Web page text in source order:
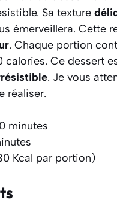
Sa texture
émerveillera. Cette
. Chaque portion
calories. Ce dessert
. Je vous
réaliser.
minutes
Kcal par portion)